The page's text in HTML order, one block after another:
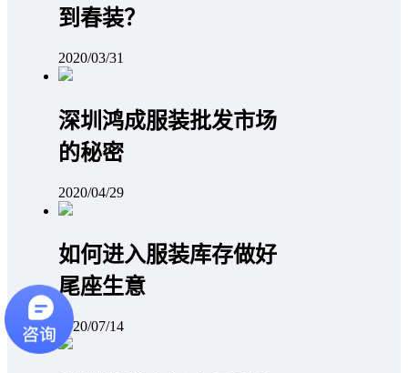
到春装？
2020/03/31
深圳鸿成服装批发市场
的秘密
2020/04/29
如何进入服装库存做好
尾座生意
2020/07/14